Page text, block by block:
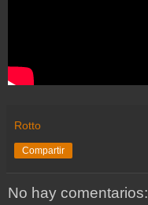
Rotto
Compartir
No hay comentarios: